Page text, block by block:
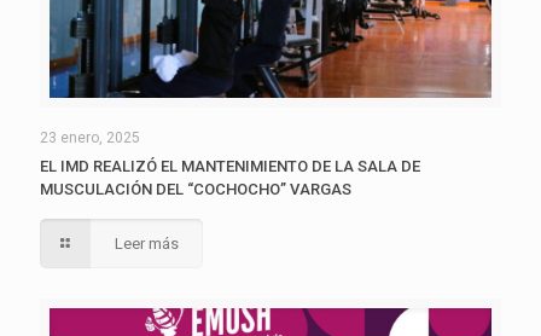
23 enero, 2025
EL IMD REALIZÓ EL MANTENIMIENTO DE LA SALA DE
MUSCULACIÓN DEL “COCHOCHO” VARGAS
Leer más